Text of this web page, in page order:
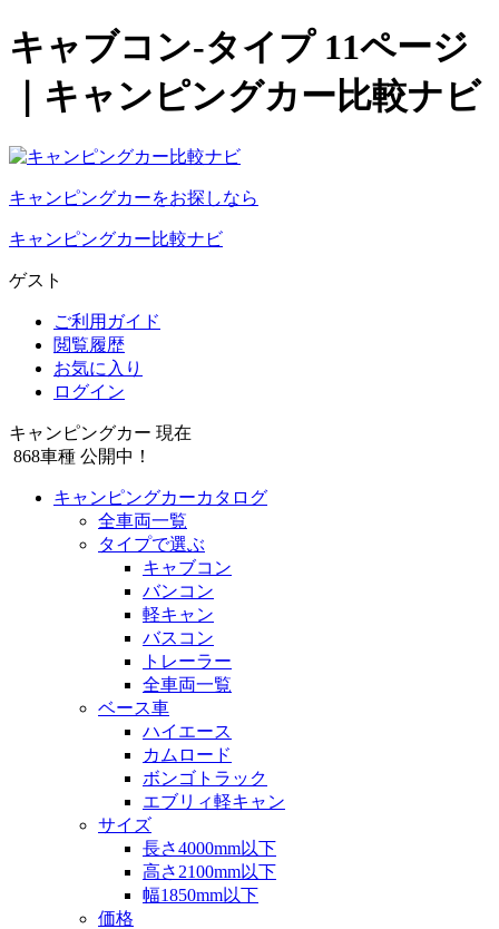
キャブコン-タイプ 11ページ
｜キャンピングカー比較ナビ
キャンピングカーをお探しなら
キャンピングカー比較ナビ
ゲスト
ご利用ガイド
閲覧履歴
お気に入り
ログイン
キャンピングカー 現在
868車種 公開中！
キャンピングカーカタログ
全車両一覧
タイプで選ぶ
キャブコン
バンコン
軽キャン
バスコン
トレーラー
全車両一覧
ベース車
ハイエース
カムロード
ボンゴトラック
エブリィ軽キャン
サイズ
長さ4000mm以下
高さ2100mm以下
幅1850mm以下
価格